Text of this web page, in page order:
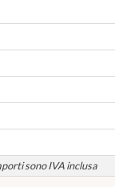
sono IVA inclusa